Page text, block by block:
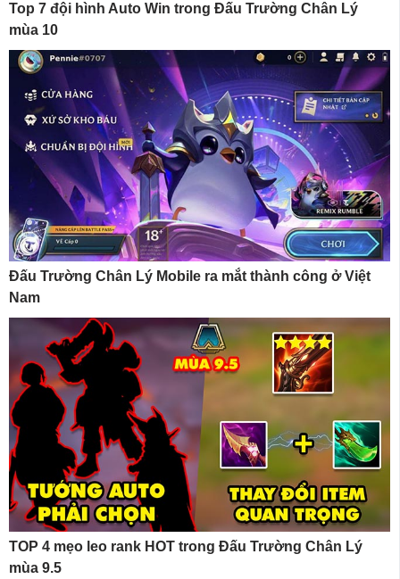
Top 7 đội hình Auto Win trong Đấu Trường Chân Lý
mùa 10
Đấu Trường Chân Lý Mobile ra mắt thành công ở Việt
Nam
TOP 4 mẹo leo rank HOT trong Đấu Trường Chân Lý
mùa 9.5